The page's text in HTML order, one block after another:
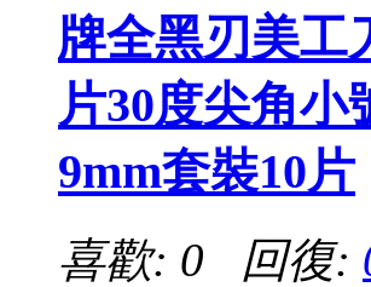
牌全黑刃美工
片30度尖角小
9mm套裝10片
喜歡: 0 回復: